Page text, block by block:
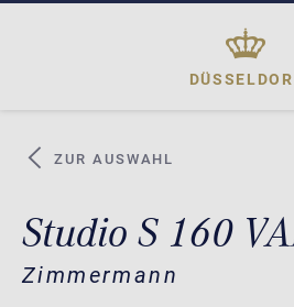
ZUR AUSWAHL
Studio S 160
Zimmermann